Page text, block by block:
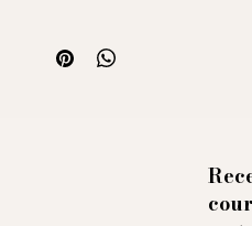
20 x 80 cm
100% soie naturelle